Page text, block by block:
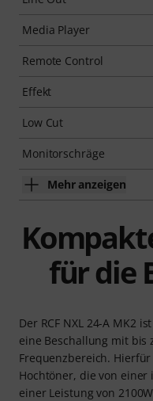
Media Player
Remote Control
Effekt
Low Cut
Monitorschräge
Mehr anzeigen
für die
Der RCF NXL 24-A MK2
eine Beschallung mit bis
Frequenzbereich.
Hochtöner, die von
einer Leistung von